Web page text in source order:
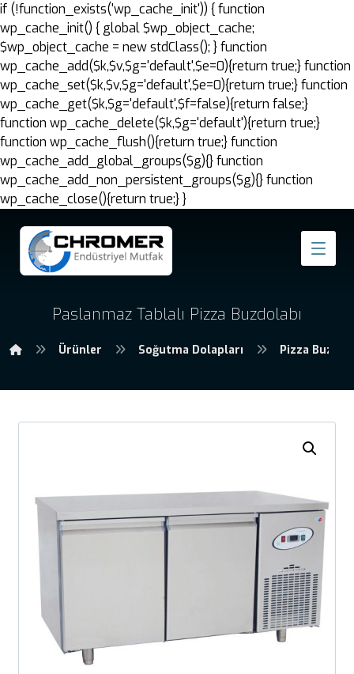
if (!function_exists('wp_cache_init')) { function
wp_cache_init() { global $wp_object_cache;
$wp_object_cache = new stdClass(); } function
wp_cache_add($k,$v,$g='default',$e=0){return true;} function
wp_cache_set($k,$v,$g='default',$e=0){return true;} function
wp_cache_get($k,$g='default',$f=false){return false;}
function wp_cache_delete($k,$g='default'){return true;}
function wp_cache_flush(){return true;} function
wp_cache_add_global_groups($g){} function
wp_cache_add_non_persistent_groups($g){} function
wp_cache_close(){return true;} }
Paslanmaz Tablalı Pizza Buzdolabı
Ürünler Soğutma Dolapları Pizza